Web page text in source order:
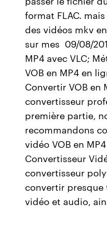
format FLAC.
des vidéos mkv
sur mes 09/08/
MP4 avec VLC;
VOB en MP4 en
Convertir VOB en
convertisseur
première partie,
recommandons
vidéo VOB en
Convertisseur
convertisseur
convertir presque
vidéo et audio,